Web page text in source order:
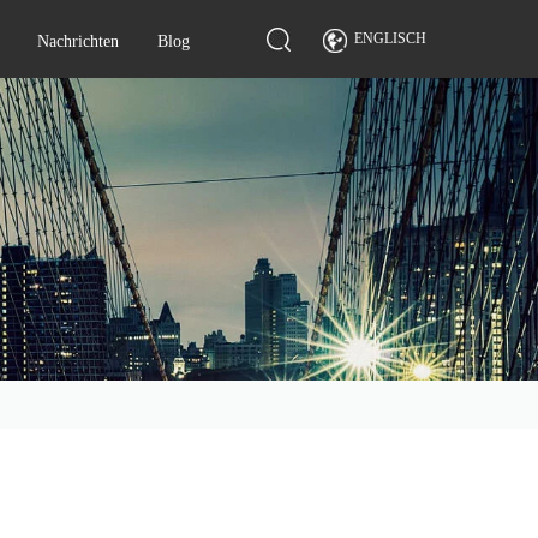
Nachrichten Blog ENGLISCH